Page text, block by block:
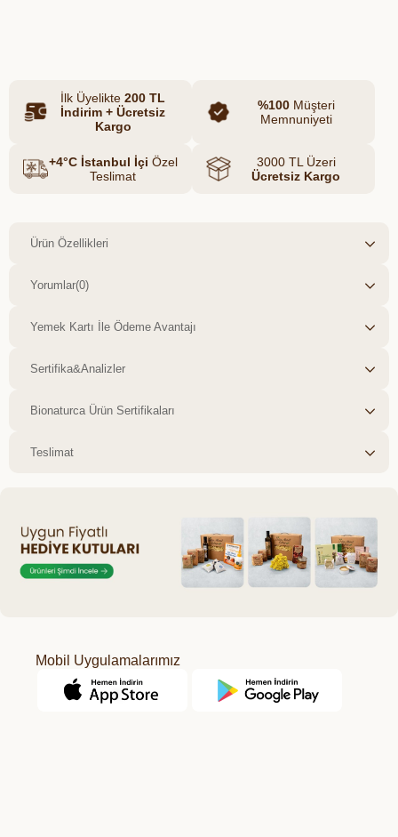
İlk Üyelikte 200 TL
İndirim + Ücretsiz
Kargo
%100Müşteri
Memnuniyeti
+4°C İstanbul İçi Özel
Teslimat
3000 TL Üzeri
Ücretsiz Kargo
Ürün Özellikleri
Yorumlar(0)
Yemek Kartı İle Ödeme Avantajı
Sertifika&Analizler
Bionaturca Ürün Sertifikaları
Teslimat
Mobil Uygulamalarımız